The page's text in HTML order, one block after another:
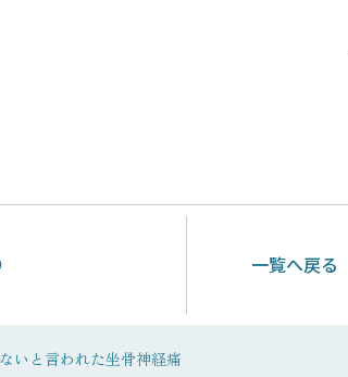
一覧へ戻る
いと言われた坐骨神経痛